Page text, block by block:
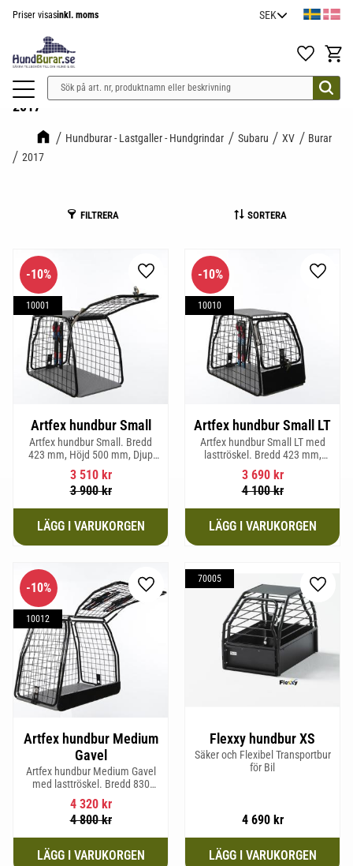
Priser visasinkl. moms
Favoriter
2017
Hundburar - Lastgaller - Hundgrindar Subaru XV
Burar
2017
FILTRERA SORTERA
Artfex hundbur Small
Artfex hundbur Small. Bredd
423 mm, Höjd 500 mm, Djup
670 mm och vikt 12,1 kg.
3 510kr
3 900kr
10%
10001
Lägg till i favoriter
Artfex hundbur Small LT
Artfex hundbur Small LT med
lasttröskel. Bredd 423 mm,
Höjd 500 mm, Djup 670 mm
och Vikt 12,9 kg.
3 690kr
4 100kr
10%
10010
Lägg
Artfex hundbur Medium
Gavel
Artfex hundbur Medium Gavel
med lasttröskel. Bredd 830
mm, Höjd 675 mm, Djup 495
mm och Vikt 20,1 kg.
4 320kr
4 800kr
10%
10012
Lägg till i favoriter
Flexxy hundbur XS
Säker och Flexibel Transportbur
för Bil
4 690kr
70005
Lägg